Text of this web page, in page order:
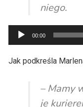
niego.
Odtwarzacz
plików
dźwiękowych
00:00
Jak podkreśla
– Mamy
je